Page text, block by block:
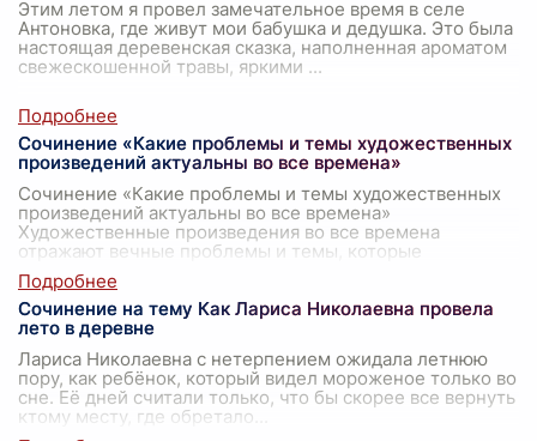
Этим летом я провел замечательное время в селе
Антоновка, где живут мои бабушка и дедушка. Это была
настоящая деревенская сказка, наполненная ароматом
свежескошенной травы, яркими ...
Сочинение «Какие проблемы и темы художественных
произведений актуальны во все времена»
Сочинение «Какие проблемы и темы художественных
произведений актуальны во все времена»
Художественные произведения во все времена
отражают вечные проблемы и темы, которые
остаются
Сочинение на тему Как Лариса Николаевна провела
лето в деревне
Лариса Николаевна с нетерпением ожидала летнюю
пору, как ребёнок, который видел мороженое только во
сне. Её дней считали только, что бы скорее все вернуть
ктому месту, где обретало